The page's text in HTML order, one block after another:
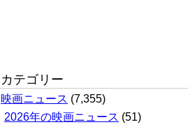
カテゴリー
映画ニュース (7,355)
2026年の映画ニュース (51)